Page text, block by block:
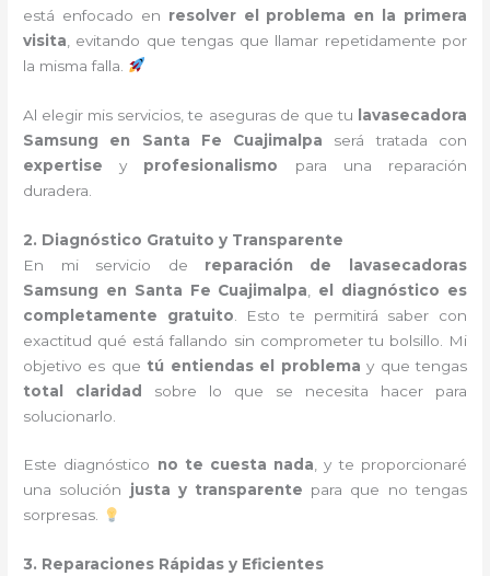
está enfocado en resolver el problema en la primera
visita , evitando que tengas que llamar repetidamente por
la misma falla.
Al elegir mis servicios, te aseguras de que tu
lavasecadora
Samsung en Santa Fe Cuajimalpa será tratada con
expertise y profesionalismo para una reparación
duradera.
2. Diagnóstico Gratuito y Transparente
En mi servicio de reparación de lavasecadoras
Samsung en Santa Fe Cuajimalpa
el diagnóstico es
completamente gratuito . Esto te permitirá saber con
exactitud qué está fallando sin comprometer tu bolsillo. Mi
objetivo es que tú entiendas el problema y que tengas
total claridad sobre lo que se necesita hacer para
solucionarlo.
Este diagnóstico no te cuesta nada, y te proporcionaré
una solución justa y transparente para que no tengas
sorpresas.
3. Reparaciones Rápidas y Eficientes